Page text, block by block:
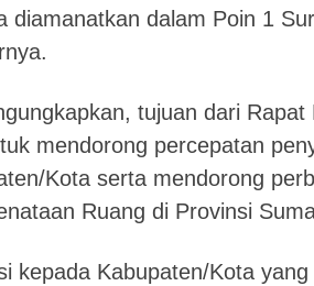
diamanatkan dalam Poin 1
tujuan dari Rapat
mendorong percepatan
Kota serta mendorong
Ruang di Provinsi
kepada Kabupaten/Kota